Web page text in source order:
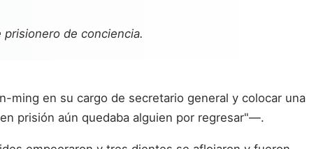
de conciencia.
ming en su cargo de secretario general y colocar una
prisión aún quedaba alguien por regresar"—.